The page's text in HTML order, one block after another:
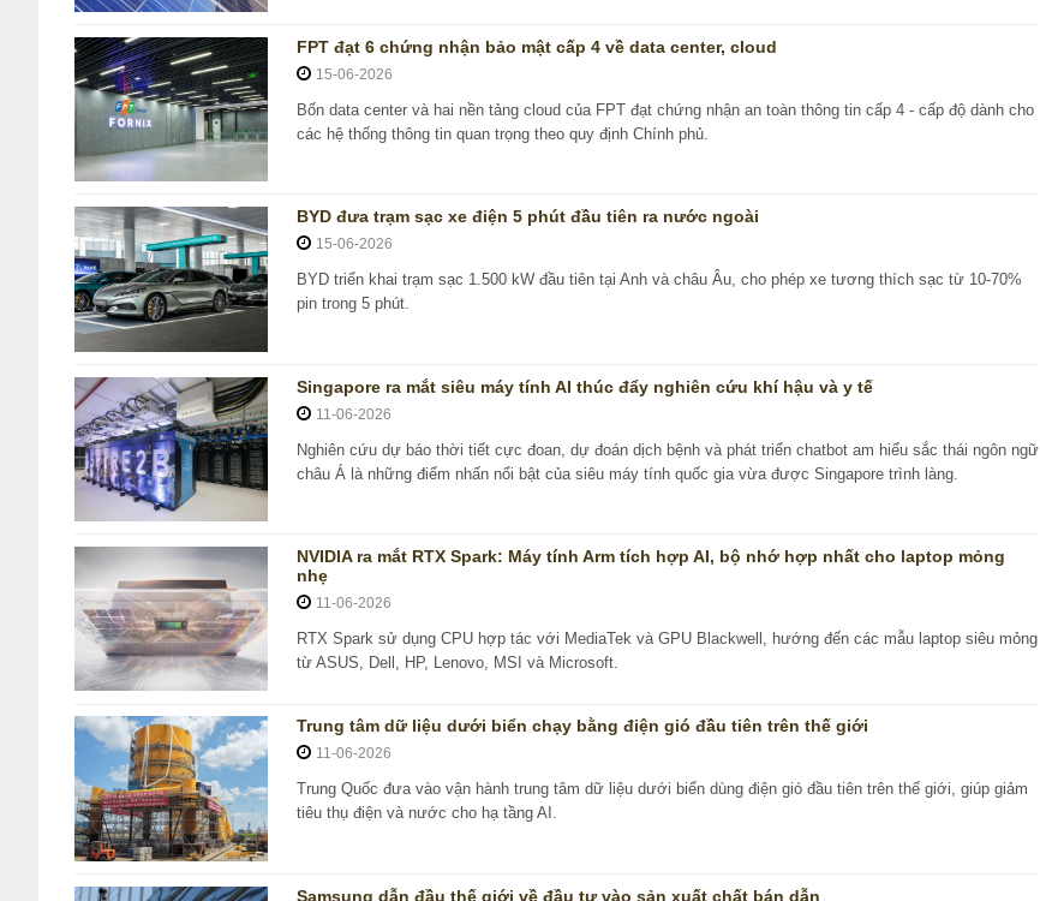
FPT đạt 6 chứng nhận bảo mật cấp 4 về data center, cloud
15-06-2026
Bốn data center và hai nền tảng cloud của FPT đạt chứng nhận an toàn thông tin cấp 4 - cấp độ dành cho
các hệ thống thông tin quan trọng theo quy định Chính phủ.
BYD đưa trạm sạc xe điện 5 phút đầu tiên ra nước ngoài
15-06-2026
BYD triển khai trạm sạc 1.500 kW đầu tiên tại Anh và châu Âu, cho phép xe tương thích sạc từ 10-70%
pin trong 5 phút.
Singapore ra mắt siêu máy tính AI thúc đẩy nghiên cứu khí hậu và y tế
11-06-2026
Nghiên cứu dự báo thời tiết cực đoan, dự đoán dịch bệnh và phát triển chatbot am hiểu sắc thái ngôn ngữ
châu Á là những điểm nhấn nổi bật của siêu máy tính quốc gia vừa được Singapore trình làng.
NVIDIA ra mắt RTX Spark: Máy tính Arm tích hợp AI, bộ nhớ hợp nhất cho laptop mỏng
nhẹ
11-06-2026
RTX Spark sử dụng CPU hợp tác với MediaTek và GPU Blackwell, hướng đến các mẫu laptop siêu mỏng
từ ASUS, Dell, HP, Lenovo, MSI và Microsoft.
Trung tâm dữ liệu dưới biển chạy bằng điện gió đầu tiên trên thế giới
11-06-2026
Trung Quốc đưa vào vận hành trung tâm dữ liệu dưới biển dùng điện gió đầu tiên trên thế giới, giúp giảm
tiêu thụ điện và nước cho hạ tầng AI.
Samsung dẫn đầu thế giới về đầu tư vào sản xuất chất bán dẫn